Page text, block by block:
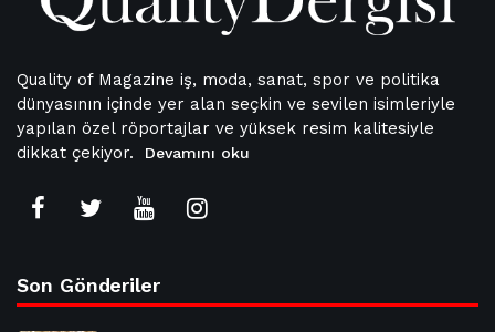
Quality of Magazine iş, moda, sanat, spor ve politika
dünyasının içinde yer alan seçkin ve sevilen isimleriyle
yapılan özel röportajlar ve yüksek resim kalitesiyle
dikkat çekiyor.
Devamını oku
Son Gönderiler